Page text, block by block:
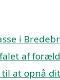
i
af
at opnå